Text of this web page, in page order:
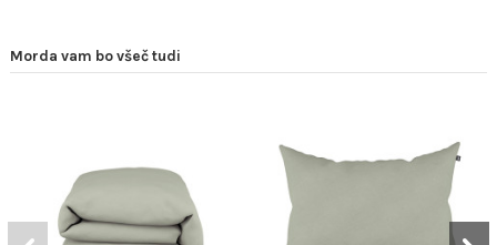
Morda vam bo všeč tudi